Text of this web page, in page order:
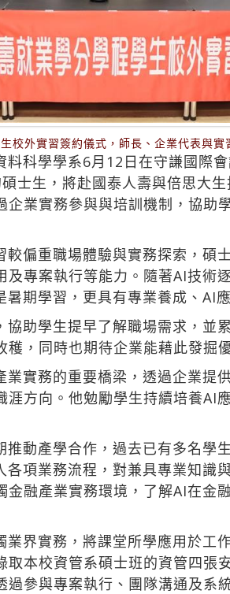
校外實習簽約儀式，師長、企業代表與實
料科學學系6月12日在守謙國際
士生，將赴國泰人壽與倍思大
業實務參與與培訓機制，協助
偏重職場體驗與實務探索，碩
專案執行等能力。隨著AI技術
期學習，更具有專業養成、AI
助學生提早了解職場需求，並
，同時也期待企業能藉此發掘
實務的重要橋梁，透過企業提
方向。他勉勵學生持續培養AI
動產學合作，過去已有多名學
項業務流程，對兼具專業知識
融產業實務環境，了解AI在金
界實務，將課堂所學應用於工
本校資管系碩士班的資管四張
參與專案執行、團隊溝通及系